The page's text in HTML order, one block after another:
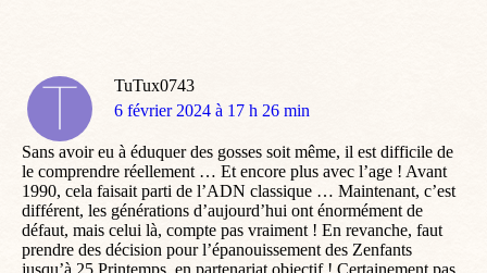
TuTux0743
dit
6 février 2024 à 17 h 26 min
Sans avoir eu à éduquer des gosses soit même, il est difficile de
le comprendre réellement … Et encore plus avec l’age ! Avant
1990, cela faisait parti de l’ADN classique … Maintenant, c’est
différent, les générations d’aujourd’hui ont énormément de
défaut, mais celui là, compte pas vraiment ! En revanche, faut
prendre des décision pour l’épanouissement des Zenfants
jusqu’à 25 Printemps, en partenariat objectif ! Certainement pas